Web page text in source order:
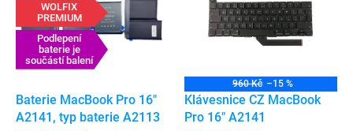
WOLFIX
PREMIUM
Podlepení
baterie je
součástí balení
Baterie MacBook Pro 16"
A2141, typ baterie A2113
960 Kč –15 %
Klávesnice CZ MacBook
Pro 16" A2141